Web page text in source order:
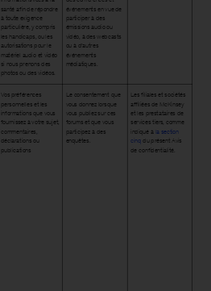
santé afin de répondre
à toute exigence
particulière, y compris
les handicaps, ou les
autorisations pour le
matériel audio et vidéo
si nous prenons des
photos ou des vidéos.
événements en vue de
participer à des
émissions audio ou
vidéo, à des webcasts
ou à d’autres
événements
médiatiques.
Vos préférences
personnelles et les
informations que vous
fournissez à votre sujet,
commentaires,
déclarations ou
publications
Le consentement que
vous donnez lorsque
vous publiez sur ces
forums et que vous
participez à des
enquêtes.
Les filiales et sociétés
affiliées de McKinsey
et les prestataires de
services tiers, comme
indiqué à
la section
cinq du présent Avis
de confidentialité.